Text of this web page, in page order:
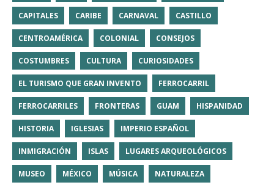
CAPITALES CARIBE CARNAVAL CASTILLO
CENTROAMÉRICA COLONIAL CONSEJOS
COSTUMBRES CULTURA CURIOSIDADES
EL TURISMO QUE GRAN INVENTO FERROCARRIL
FERROCARRILES FRONTERAS GUAM HISPANIDAD
HISTORIA IGLESIAS IMPERIO ESPAÑOL
INMIGRACIÓN ISLAS LUGARES ARQUEOLÓGICOS
MUSEO MÉXICO MÚSICA NATURALEZA